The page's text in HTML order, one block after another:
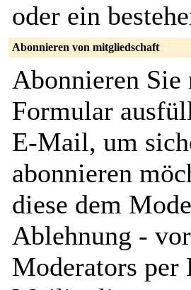
oder ein
Abonnieren von mitgliedschaft
Abonnieren
Formular
E-Mail, um
abonnieren
diese dem
Ablehnung -
Moderators